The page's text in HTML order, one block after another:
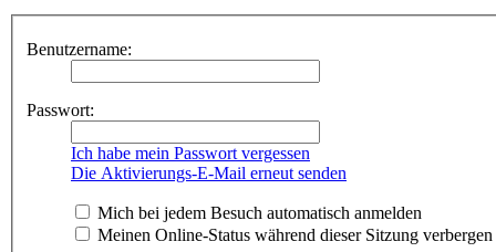
Benutzername:
Passwort:
Ich habe mein Passwort vergessen
Die Aktivierungs-E-Mail erneut senden
Mich bei jedem Besuch automatisch anmelden
Meinen Online-Status während dieser Sitzung verbergen